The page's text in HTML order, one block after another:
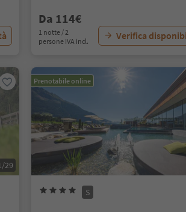
Da 114€
1 notte / 2
persone IVA incl.
Verifica
29
Prenotabile online
S